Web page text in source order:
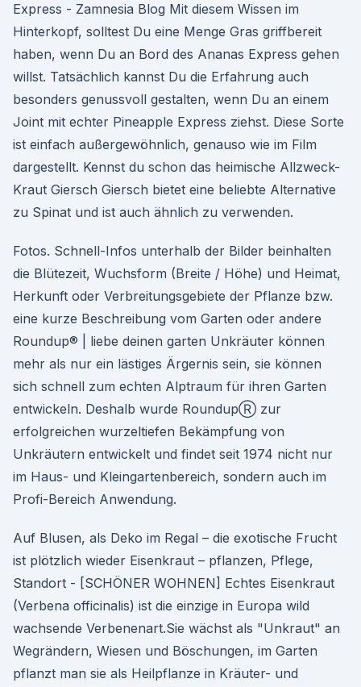
Express - Zamnesia Blog Mit diesem Wissen im
Hinterkopf, solltest Du eine Menge Gras griffbereit
haben, wenn Du an Bord des Ananas Express gehen
willst. Tatsächlich kannst Du die Erfahrung auch
besonders genussvoll gestalten, wenn Du an einem
Joint mit echter Pineapple Express ziehst. Diese Sorte
ist einfach außergewöhnlich, genauso wie im Film
dargestellt. Kennst du schon das heimische Allzweck-
Kraut Giersch Giersch bietet eine beliebte Alternative
zu Spinat und ist auch ähnlich zu verwenden.
Fotos. Schnell-Infos unterhalb der Bilder beinhalten
die Blütezeit, Wuchsform (Breite / Höhe) und Heimat,
Herkunft oder Verbreitungsgebiete der Pflanze bzw.
eine kurze Beschreibung vom Garten oder andere
Roundup® | liebe deinen garten Unkräuter können
mehr als nur ein lästiges Ärgernis sein, sie können
sich schnell zum echten Alptraum für ihren Garten
entwickeln. Deshalb wurde RoundupⓇ zur
erfolgreichen wurzeltiefen Bekämpfung von
Unkräutern entwickelt und findet seit 1974 nicht nur
im Haus- und Kleingartenbereich, sondern auch im
Profi-Bereich Anwendung.
Auf Blusen, als Deko im Regal – die exotische Frucht
ist plötzlich wieder Eisenkraut – pflanzen, Pflege,
Standort - [SCHÖNER WOHNEN] Echtes Eisenkraut
(Verbena officinalis) ist die einzige in Europa wild
wachsende Verbenenart.Sie wächst als "Unkraut" an
Wegrändern, Wiesen und Böschungen, im Garten
pflanzt man sie als Heilpflanze in Kräuter- und